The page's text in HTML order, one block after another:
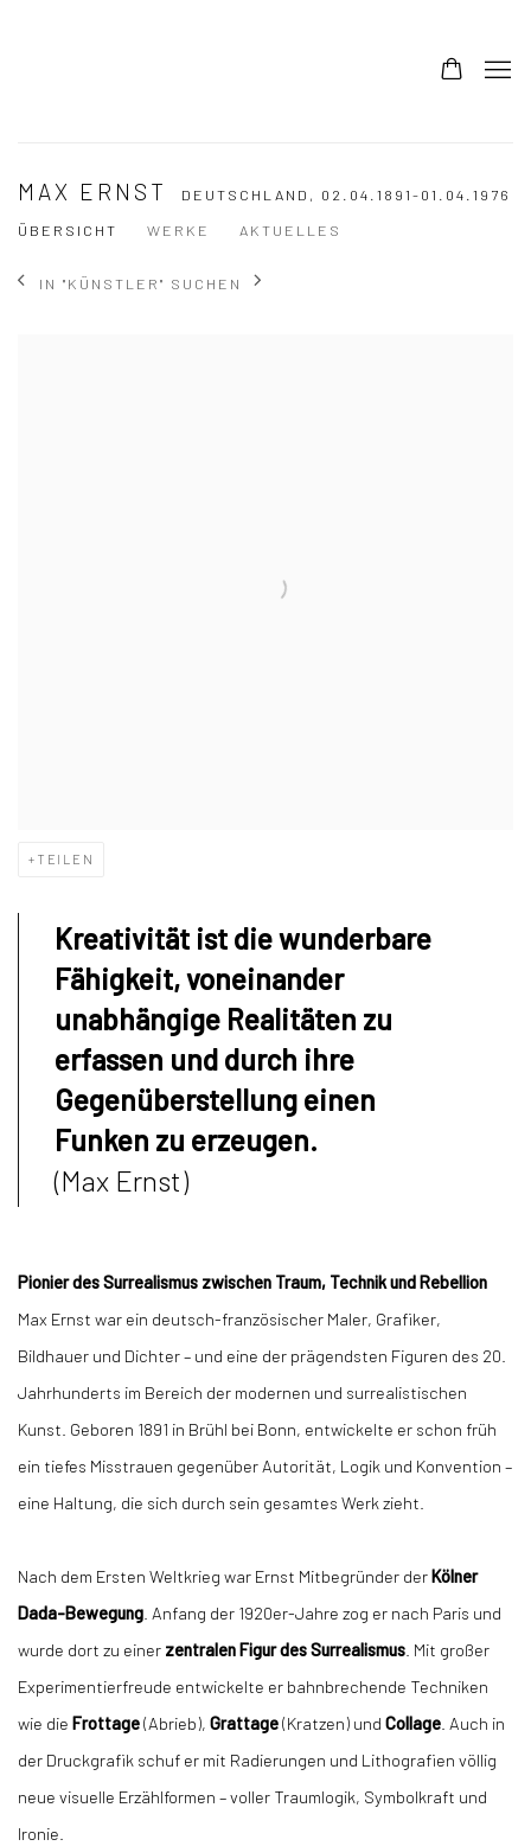
MAX ERNST DEUTSCHLAND, 02.04.1891-01.04.1976
ÜBERSICHT
WERKE AKTUELLES
IN "KÜNSTLER" SUCHEN
TEILEN
Kreativität ist die wunderbare
Fähigkeit, voneinander
unabhängige Realitäten zu
erfassen und durch ihre
Gegenüberstellung einen
Funken zu erzeugen.
(Max Ernst)
Pionier des Surrealismus zwischen Traum, Technik und Rebellion
Max Ernst war ein deutsch-französischer Maler, Grafiker,
Bildhauer und Dichter – und eine der prägendsten Figuren des 20.
Jahrhunderts im Bereich der modernen und surrealistischen
Kunst. Geboren 1891 in Brühl bei Bonn, entwickelte er schon früh
ein tiefes Misstrauen gegenüber Autorität, Logik und Konvention –
eine Haltung, die sich durch sein gesamtes Werk zieht.
Nach dem Ersten Weltkrieg war Ernst Mitbegründer derKölner
Dada-Bewegung . Anfang der 1920er-Jahre zog er nach Paris und
wurde dort zu einer zentralen Figur des Surrealismus . Mit großer
Experimentierfreude entwickelte er bahnbrechende Techniken
wie die Frottage(Abrieb), Grattage(Kratzen) und Collage . Auch in
der Druckgrafik schuf er mit Radierungen und Lithografien völlig
neue visuelle Erzählformen – voller Traumlogik, Symbolkraft und
Ironie.